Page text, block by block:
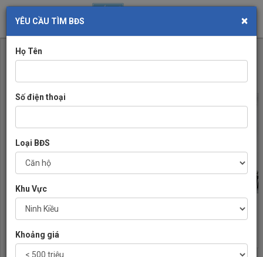
NHÀ ĐẸP
BÁN NHÀ Ở PHƯỜNG
XUÂN KHÁNH CẦN THƠ
LÀM ĐẸP MẶT TIỀN NGÔI
NHÀ CŨNG NHƯ LÀM ĐẸP
YÊU CẦU TÌM BĐS ×
Họ Tên
Số điện thoại
Loại BĐS
Khu Vực
Khoảng giá